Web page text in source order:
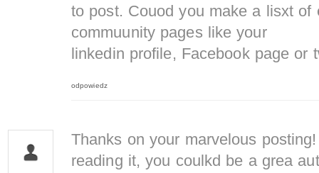
to post. Couod you make a lisxt of
commuunity pages like your
linkedin profile, Facebook page or
odpowiedz
Thanks on your marvelous
reading it, you coulkd be a grea